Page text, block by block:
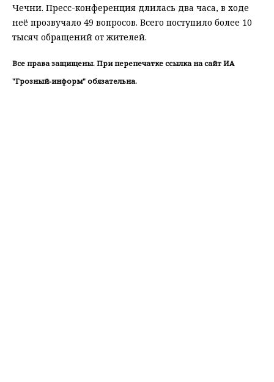
Чечни. Пресс-конференция длилась два часа, в ходе
неё прозвучало 49 вопросов. Всего поступило более 10
тысяч обращений от жителей.
Все права защищены. При перепечатке ссылка на сайт ИА
"Грозный-информ" обязательна.